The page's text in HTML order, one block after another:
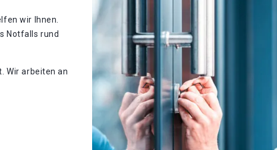
wir Ihnen.
Notfalls rund
Wir arbeiten an